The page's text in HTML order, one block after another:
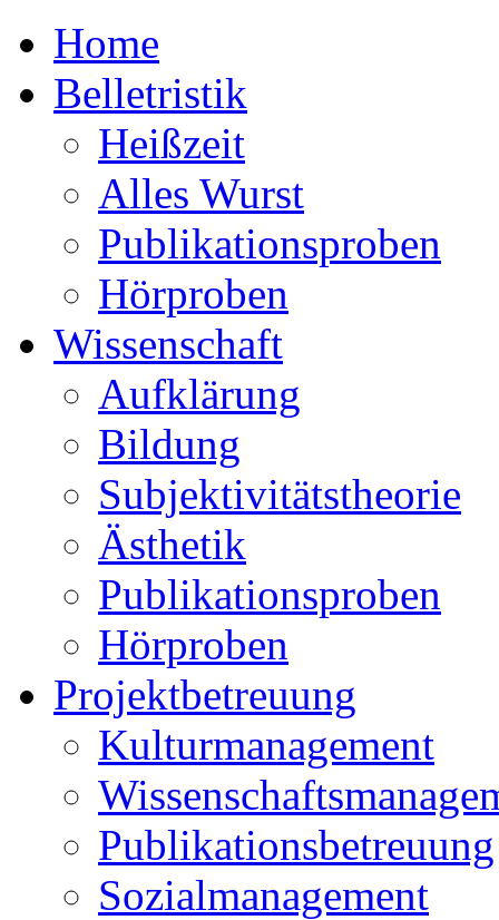
Home
Belletristik
Heißzeit
Alles Wurst
Publikationsproben
Hörproben
Wissenschaft
Aufklärung
Bildung
Subjektivitätstheorie
Ästhetik
Publikationsproben
Hörproben
Projektbetreuung
Kulturmanagement
Publikationsbetreuung
Sozialmanagement